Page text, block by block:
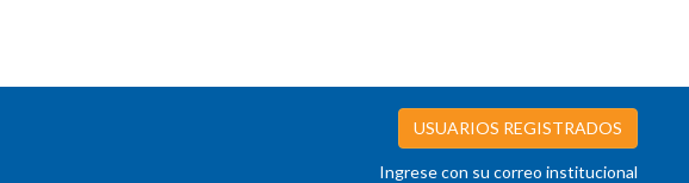
USUARIOS REGISTRADOS
Ingrese con su correo institucional